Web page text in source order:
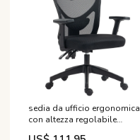
sedia da ufficio ergonomica
con altezza regolabile
supporto lombare e